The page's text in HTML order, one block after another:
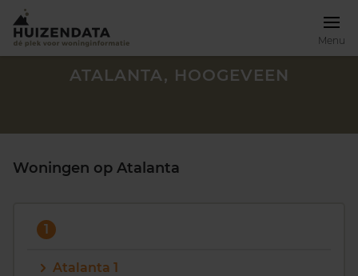
Menu
ATALANTA, HOOGEVEEN
Woningen op Atalanta
1
Atalanta 1